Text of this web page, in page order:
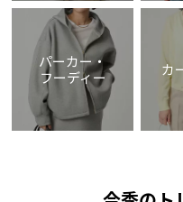
パーカー・
フーディー
カ